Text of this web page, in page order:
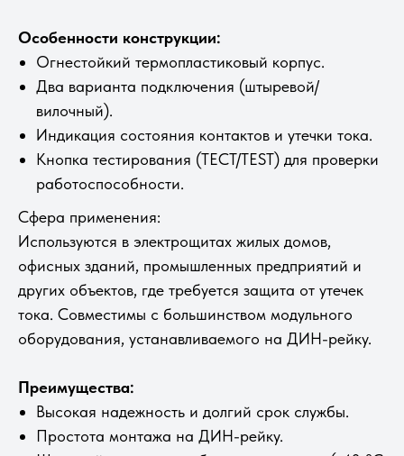
Особенности конструкции:
Огнестойкий термопластиковый корпус.
Два варианта подключения (штыревой/
вилочный).
Индикация состояния контактов и утечки тока.
Кнопка тестирования (ТЕСТ/TEST) для проверки
работоспособности.
Сфера применения:
Используются в электрощитах жилых домов,
офисных зданий, промышленных предприятий и
других объектов, где требуется защита от утечек
тока. Совместимы с большинством модульного
оборудования, устанавливаемого на ДИН-рейку.
Преимущества:
Высокая надежность и долгий срок службы.
Простота монтажа на ДИН-рейку.